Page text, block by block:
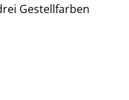
Gestellfarben